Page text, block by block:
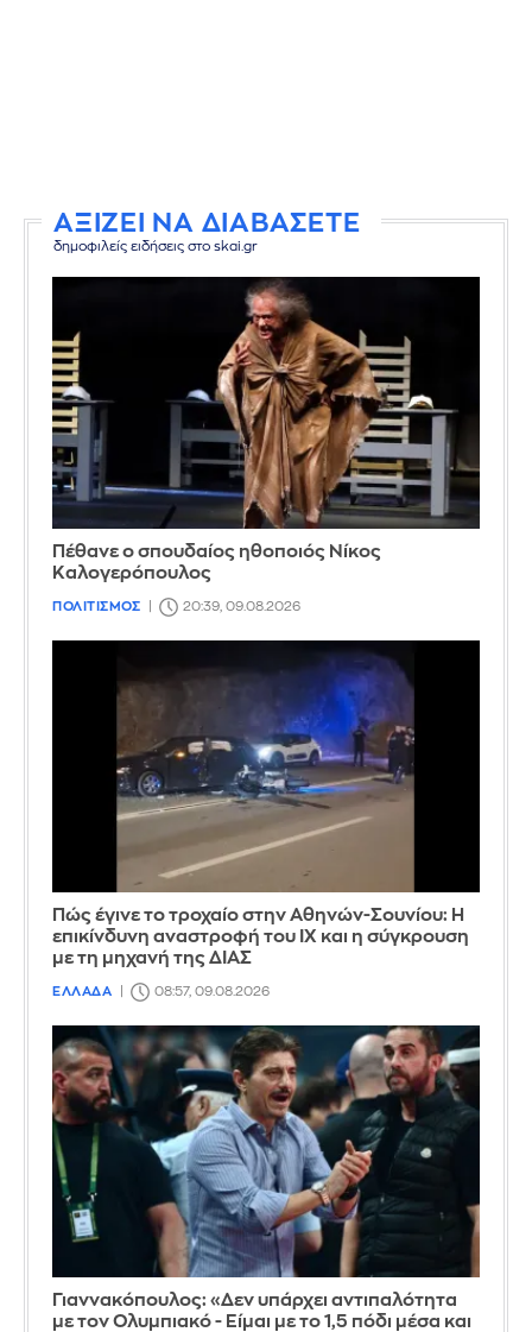
ΑΞΙΖΕΙ ΝΑ ΔΙΑΒΑΣΕΤΕ
δημοφιλείς ειδήσεις στο skai.gr
Πέθανε ο σπουδαίος ηθοποιός Νίκος
Καλογερόπουλος
ΠΟΛΙΤΙΣΜΟΣ 20:39, 09.08.2026
Πώς έγινε το τροχαίο στην Αθηνών-Σουνίου: Η
επικίνδυνη αναστροφή του ΙΧ και η σύγκρουση
με τη μηχανή της ΔΙΑΣ
ΕΛΛΑΔΑ 08:57, 09.08.2026
Γιαννακόπουλος: «Δεν υπάρχει αντιπαλότητα
με τον Ολυμπιακό - Είμαι με το 1,5 πόδι μέσα και